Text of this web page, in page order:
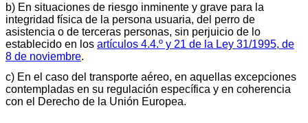
b) En situaciones de riesgo inminente y grave para la
integridad física de la persona usuaria, del perro de
asistencia o de terceras personas, sin perjuicio de lo
establecido en los artículos 4.4.º y 21 de la Ley 31/1995, de
8 de noviembre.
c) En el caso del transporte aéreo, en aquellas excepciones
contempladas en su regulación específica y en coherencia
con el Derecho de la Unión Europea.